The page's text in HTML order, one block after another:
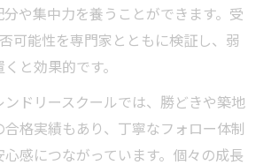
や集中力を養うことができます。受
可能性を専門家とともに検証し、弱
と効果的です。
ンドリースクールでは、勝どきや築地
格実績もあり、丁寧なフォロー体制
感につながっています。個々の成長